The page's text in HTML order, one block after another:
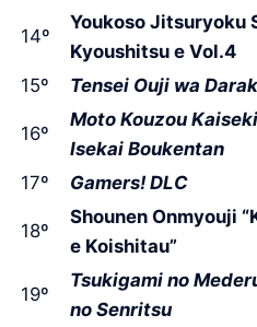
14º
Youkoso Jitsuryoku
Kyoushitsu e Vol.4
15º Tensei Ouji wa
16º
Moto Kouzou
Isekai Boukentan
17º Gamers! DLC
18º
Shounen Onmyouji
e Koishitau”
19º
Tsukigami no
no Senritsu